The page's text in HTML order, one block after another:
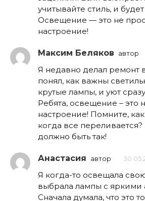
учитывайте стиль, и
Освещение — это не
настроение!
Максим Беляков автор
Я недавно делал ремонт
понял, как важны
крутые лампы, и уют
Ребята, освещение – это
настроение! Помните,
когда все
должно быть так!
Анастасия автор
Я когда-то освещала
выбрала лампы с яркими
Сначала думала, что это